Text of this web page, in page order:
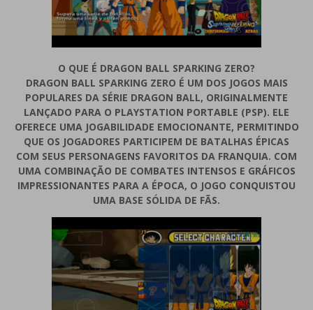
O QUE É DRAGON BALL SPARKING ZERO?
DRAGON BALL SPARKING ZERO É UM DOS JOGOS MAIS
POPULARES DA SÉRIE DRAGON BALL, ORIGINALMENTE
LANÇADO PARA O PLAYSTATION PORTABLE (PSP). ELE
OFERECE UMA JOGABILIDADE EMOCIONANTE, PERMITINDO
QUE OS JOGADORES PARTICIPEM DE BATALHAS ÉPICAS
COM SEUS PERSONAGENS FAVORITOS DA FRANQUIA. COM
UMA COMBINAÇÃO DE COMBATES INTENSOS E GRÁFICOS
IMPRESSIONANTES PARA A ÉPOCA, O JOGO CONQUISTOU
UMA BASE SÓLIDA DE FÃS.